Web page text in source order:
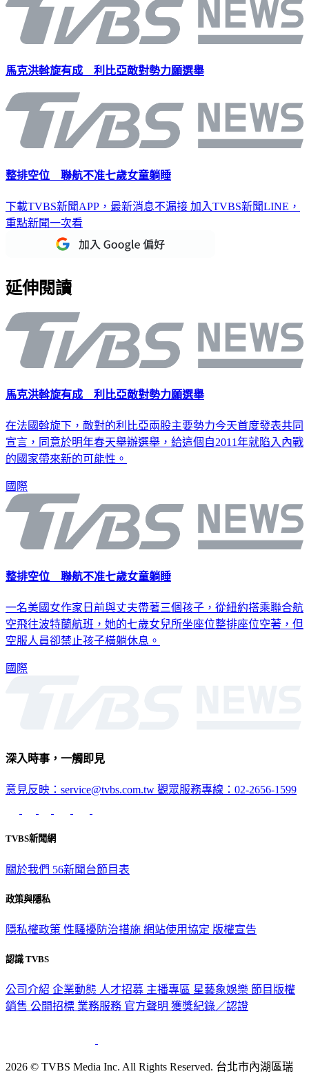
馬克洪斡旋有成 利比亞敵對勢力願選舉
整排空位 聯航不准七歲女童躺睡
下載TVBS新聞APP，最新消息不漏接 加入TVBS新聞LINE，
重點新聞一次看
延伸閱讀
馬克洪斡旋有成 利比亞敵對勢力願選舉
在法國斡旋下，敵對的利比亞兩股主要勢力今天首度發表共同
宣言，同意於明年春天舉辦選舉，給這個自2011年就陷入內戰
的國家帶來新的可能性。
國際
整排空位 聯航不准七歲女童躺睡
一名美國女作家日前與丈夫帶著三個孩子，從紐約搭乘聯合航
空飛往波特蘭航班，她的七歲女兒所坐座位整排座位空著，但
空服人員卻禁止孩子橫躺休息。
國際
深入時事，一觸即見
意見反映：service@tvbs.com.tw 觀眾服務專線：02-2656-1599
TVBS新聞網
關於我們 56新聞台節目表
政策與隱私
隱私權政策 性騷擾防治措施 網站使用協定 版權宣告
認識 TVBS
公司介紹 企業動態 人才招募 主播專區 星藝象娛樂 節目版權
銷售 公開招標 業務服務 官方聲明 獲獎紀錄／認證
2026 © TVBS Media Inc. All Rights Reserved. 台北市內湖區瑞